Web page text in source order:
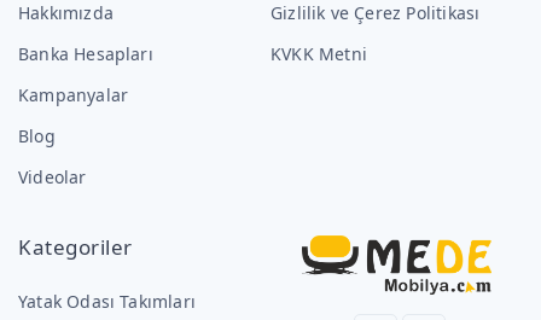
Hakkımızda
Banka Hesapları
Kampanyalar
Blog
Videolar
Gizlilik ve Çerez Politikası
KVKK Metni
Kategoriler
Yatak Odası Takımları